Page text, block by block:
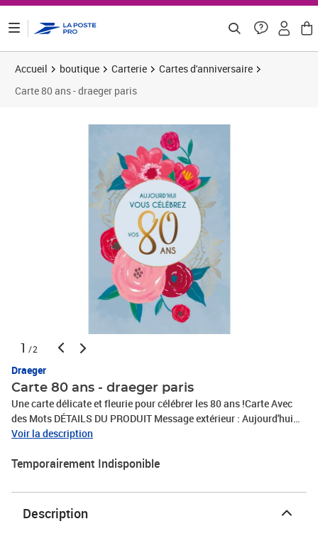
Accueil boutique Carterie
Cartes d'anniversaire
Carte 80 ans - draeger paris
1 /2
Draeger
Carte 80 ans - draeger paris
Une carte délicate et fleurie pour célébrer les 80 ans !Carte Avec
des Mots DÉTAILS DU PRODUIT Message extérieur : Aujourd'hui
vous célébrez vos 80 ans Message intérieur : Que cette année qui
de savourer le chant des oiseaux et d'entendre des rires d'enfants.
d'anecdotes et de récits qui enchanteront ceux qui vous entourent.
Joyeux anniversaire
Voir la description
Temporairement Indisponible
Description